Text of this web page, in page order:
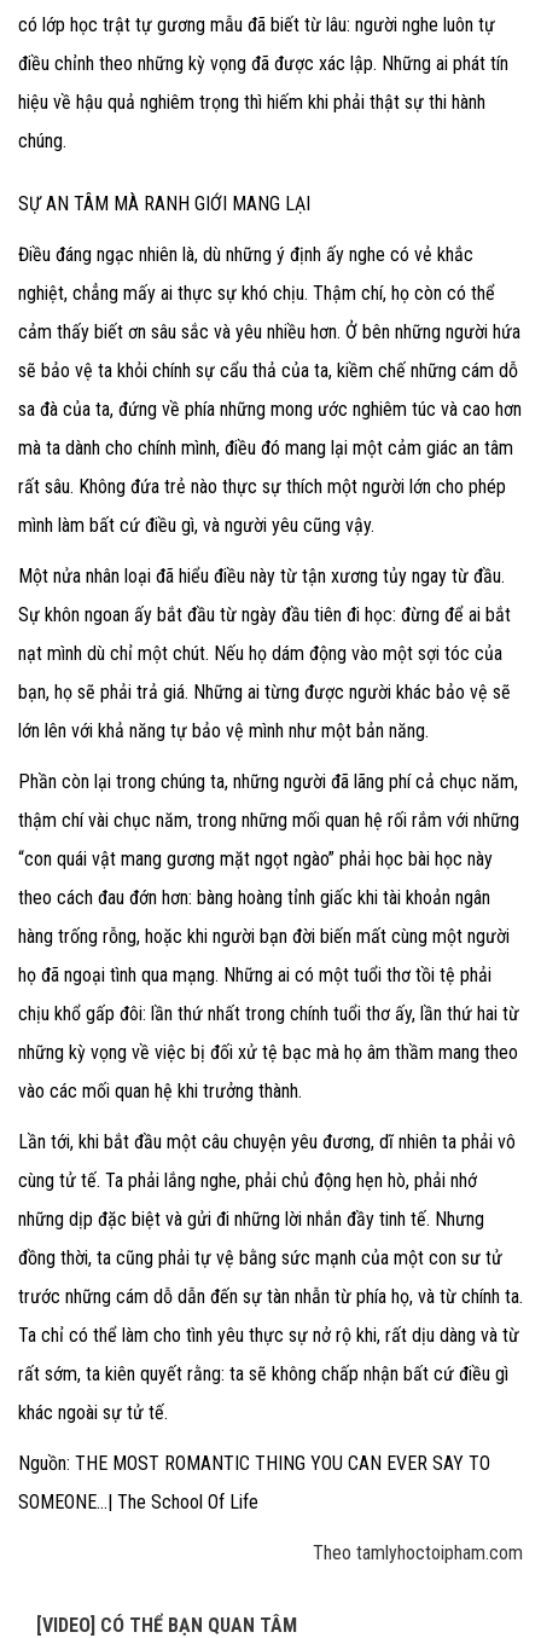
có lớp học trật tự gương mẫu đã biết từ lâu: người nghe luôn tự
điều chỉnh theo những kỳ vọng đã được xác lập. Những ai phát tín
hiệu về hậu quả nghiêm trọng thì hiếm khi phải thật sự thi hành
chúng.
SỰ AN TÂM MÀ RANH GIỚI MANG LẠI
Điều đáng ngạc nhiên là, dù những ý định ấy nghe có vẻ khắc
nghiệt, chẳng mấy ai thực sự khó chịu. Thậm chí, họ còn có thể
cảm thấy biết ơn sâu sắc và yêu nhiều hơn. Ở bên những người hứa
sẽ bảo vệ ta khỏi chính sự cẩu thả của ta, kiềm chế những cám dỗ
sa đà của ta, đứng về phía những mong ước nghiêm túc và cao hơn
mà ta dành cho chính mình, điều đó mang lại một cảm giác an tâm
rất sâu. Không đứa trẻ nào thực sự thích một người lớn cho phép
mình làm bất cứ điều gì, và người yêu cũng vậy.
Một nửa nhân loại đã hiểu điều này từ tận xương tủy ngay từ đầu.
Sự khôn ngoan ấy bắt đầu từ ngày đầu tiên đi học: đừng để ai bắt
nạt mình dù chỉ một chút. Nếu họ dám động vào một sợi tóc của
bạn, họ sẽ phải trả giá. Những ai từng được người khác bảo vệ sẽ
lớn lên với khả năng tự bảo vệ mình như một bản năng.
Phần còn lại trong chúng ta, những người đã lãng phí cả chục năm,
thậm chí vài chục năm, trong những mối quan hệ rối rắm với những
“con quái vật mang gương mặt ngọt ngào” phải học bài học này
theo cách đau đớn hơn: bàng hoàng tỉnh giấc khi tài khoản ngân
hàng trống rỗng, hoặc khi người bạn đời biến mất cùng một người
họ đã ngoại tình qua mạng. Những ai có một tuổi thơ tồi tệ phải
chịu khổ gấp đôi: lần thứ nhất trong chính tuổi thơ ấy, lần thứ hai từ
những kỳ vọng về việc bị đối xử tệ bạc mà họ âm thầm mang theo
vào các mối quan hệ khi trưởng thành.
Lần tới, khi bắt đầu một câu chuyện yêu đương, dĩ nhiên ta phải vô
cùng tử tế. Ta phải lắng nghe, phải chủ động hẹn hò, phải nhớ
những dịp đặc biệt và gửi đi những lời nhắn đầy tinh tế. Nhưng
đồng thời, ta cũng phải tự vệ bằng sức mạnh của một con sư tử
trước những cám dỗ dẫn đến sự tàn nhẫn từ phía họ, và từ chính ta.
Ta chỉ có thể làm cho tình yêu thực sự nở rộ khi, rất dịu dàng và từ
rất sớm, ta kiên quyết rằng: ta sẽ không chấp nhận bất cứ điều gì
khác ngoài sự tử tế.
Nguồn: THE MOST ROMANTIC THING YOU CAN EVER SAY TO
SOMEONE…| The School Of Life
Theo tamlyhoctoipham.com
[VIDEO] CÓ THỂ BẠN QUAN TÂM